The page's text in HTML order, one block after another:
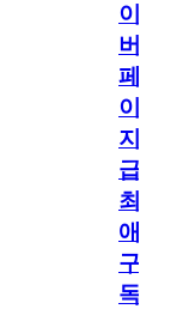
이
버
페
이
지
급!
최
애
구
독